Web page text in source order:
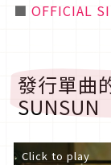
■ OFFICIAL
發行單曲
SUNSUN
Click to play